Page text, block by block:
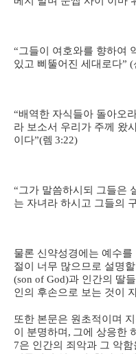
“그들이 여호와를 향하여
있고 삐뚤어진 세대로다” (
“배역한 자식들아 돌아오
라 보소서 우리가 주께 왔
이다”(렘 3:22)
“그가 말씀하시되 그들은
는 자녀라 하시고 그들의
물론 신약성경에는 예수
절이 너무 많으므로 설명
(son of God)과 인간의 딸들
인의 후손으로 보는 것이
또한 본문은 원초적이며
이 분명하며 , 그에 상응한
7은 인간의 죄악과 그 악